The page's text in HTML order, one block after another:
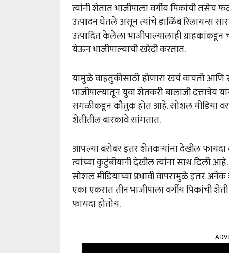
त्यांनी शेतात भाजीपाला वर्गीय पिकांची तसेच
उत्पादन घेतले असून त्यांचे डाळिंब रिलायन्स
उत्पादित केलेला भाजीपाल्यालाही ग्राहकांकडून
येऊन भाजीपाल्याची खरेदी करतात.
यामुळे वाहतुकीसाठी होणारा खर्च वाचतो
भाजीपाल्यातून युवा शेतकरी बालाजी दत्तात्रेय
सगळीकडून कौतुक होत आहे. सोशल मीडिया
शेतीतील बारकावे सांगतात.
आपल्या बरोबर इतर शेतकऱ्यांना देखील फायदा
त्यांच्या कुटुंबीयांनी देखील त्यांना साथ दिली
सोशल मीडियाच्या प्रभावी वापरामुळे इतर
एका एकरात तीन भाजीपाला वर्गीय पिकांची
फायदा होतोय.